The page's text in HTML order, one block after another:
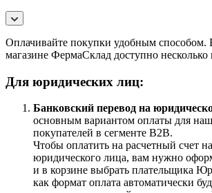
Оплачивайте покупки удобным способом.
магазине ФермаСклад доступно несколько
Для юридических лиц:
Банковский перевод на
основным вариантом оплаты для
покупателей в сегменте B2B.
Чтобы оплатить на расчетный счет
юридического лица, вам нужно
и в корзине выбрать плательщика
как формат оплата автоматически